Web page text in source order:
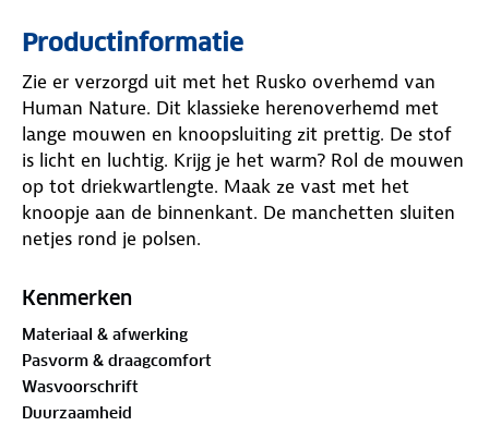
Productinformatie
Zie er verzorgd uit met het Rusko overhemd van
Human Nature. Dit klassieke herenoverhemd met
lange mouwen en knoopsluiting zit prettig. De stof
is licht en luchtig. Krijg je het warm? Rol de mouwen
op tot driekwartlengte. Maak ze vast met het
knoopje aan de binnenkant. De manchetten sluiten
netjes rond je polsen.
Het effen overhemd is eenvoudig, zonder extra
met alles wat je hebt. De tijdloze uitstraling past bij
elke gelegenheid. Van maandagochtend op je werk
tot zondagmiddag op het terras. Trek hem aan en
Kenmerken
Materiaal & afwerking
Pasvorm & draagcomfort
Wasvoorschrift
Duurzaamheid